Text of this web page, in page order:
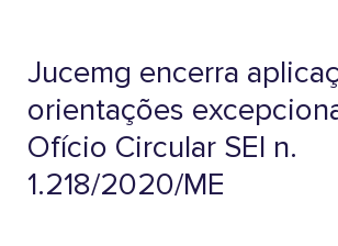
Jucemg encerra
orientações
Ofício Circular SEI n.
1.218/2020/ME